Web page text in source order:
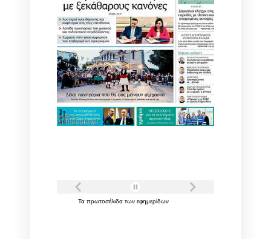
Τα πρωτοσέλιδα των εφημερίδων